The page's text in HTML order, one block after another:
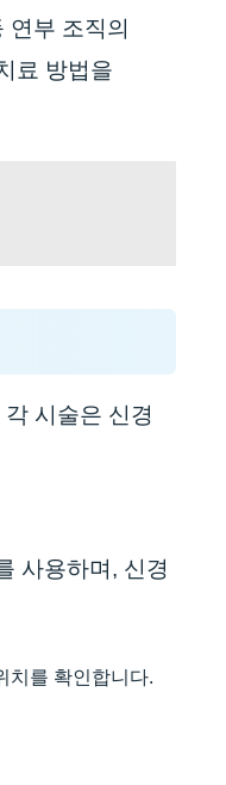
연부 조직의
료 방법을
시술은 신경
사용하며, 신경
치를 확인합니다.